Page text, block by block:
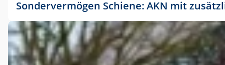
Sondervermögen Schiene: AKN mit